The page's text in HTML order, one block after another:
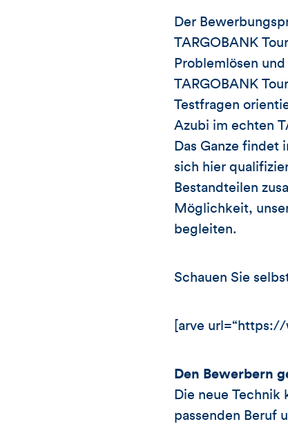
Der
TARGOBANK
Problemlösen
TARGOBANK
Testfragen
Azubi im echten
Das Ganze findet
sich hier
Bestandteilen
Möglichkeit,
begleiten.
Schauen Sie
[arve
Den Bewerbern
Die neue
passenden Beruf